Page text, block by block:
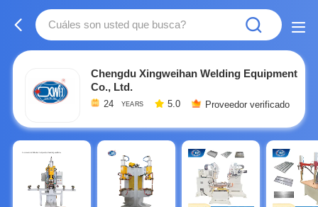
Chengdu Xingweihan Welding Equipment
Co., Ltd.
24 YEARS 5.0 Proveedor verificado